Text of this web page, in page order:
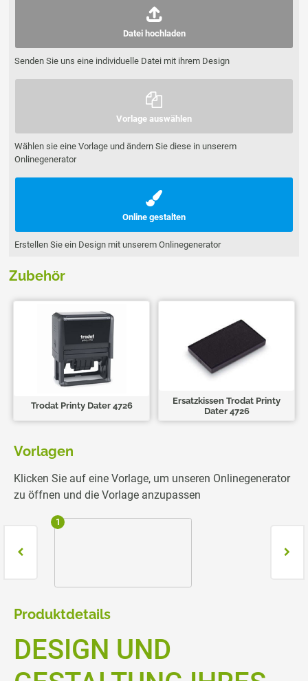
Datei hochladen
Senden Sie uns eine individuelle Datei mit ihrem Design
Vorlage auswählen
Wählen sie eine Vorlage und ändern Sie diese in unserem
Onlinegenerator
Online gestalten
Erstellen Sie ein Design mit unserem Onlinegenerator
Zubehör
Trodat Printy Dater 4726
Ersatzkissen Trodat Printy
Dater 4726
Vorlagen
Klicken Sie auf eine Vorlage, um unseren Onlinegenerator
zu öffnen und die Vorlage anzupassen
1
Produktdetails
DESIGN UND